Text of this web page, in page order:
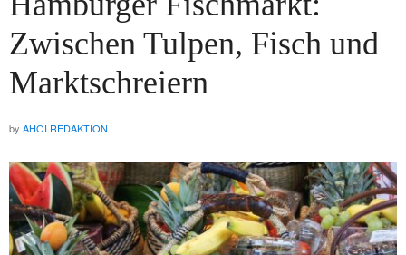
Zwischen Tulpen, Fisch und
Marktschreiern
by AHOI REDAKTION